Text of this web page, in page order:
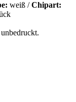
weiß /Chipart: